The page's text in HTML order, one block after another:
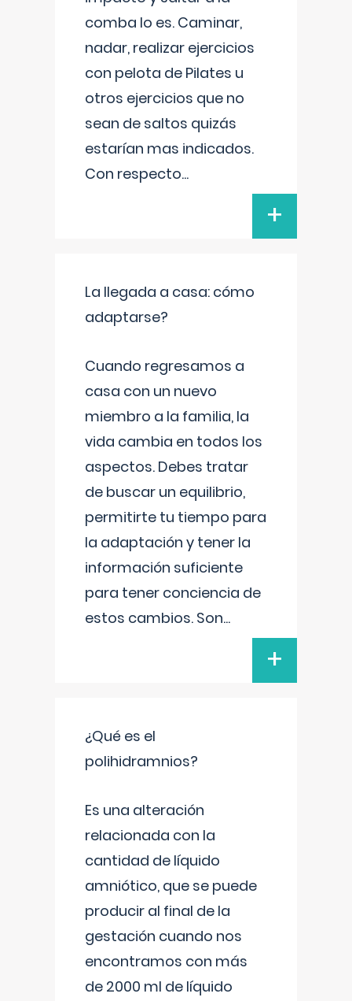
comba lo es. Caminar,
nadar, realizar ejercicios
con pelota de Pilates u
otros ejercicios que no
sean de saltos quizás
estarían mas indicados.
Con respecto...
+
La llegada a casa: cómo
adaptarse?
Cuando regresamos a
casa con un nuevo
miembro a la familia, la
vida cambia en todos los
aspectos. Debes tratar
de buscar un equilibrio,
permitirte tu tiempo para
la adaptación y tener la
información suficiente
para tener conciencia de
estos cambios. Son...
+
¿Qué es el
polihidramnios?
Es una alteración
relacionada con la
cantidad de líquido
amniótico, que se puede
producir al final de la
gestación cuando nos
encontramos con más
de 2000 ml de líquido